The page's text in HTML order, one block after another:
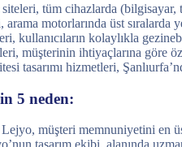
tüm cihazlarda
arama motorlarında üst sıralarda
kullanıcıların kolaylıkla
müşterinin ihtiyaçlarına göre
tasarımı hizmetleri,
5 neden:
Lejyo, müşteri memnuniyetini en